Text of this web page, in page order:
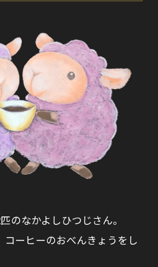
のなかよしひつじさん。
コーヒーのおべんきょうをし